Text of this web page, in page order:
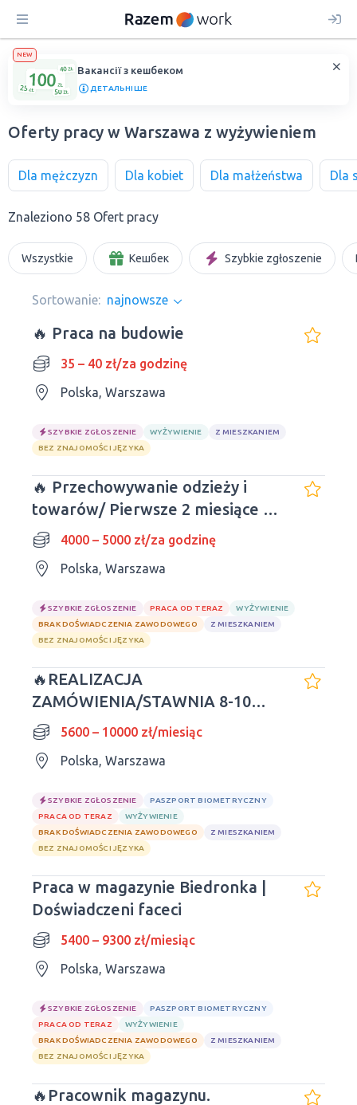
NEW
Вакансії з кешбеком
ДЕТАЛЬНІШЕ
Oferty pracy w Warszawa z wyżywieniem
Dla mężczyzn Dla kobiet Dla małżeństwa Dla
Znaleziono 58 Ofert pracy
Wszystkie Кешбек Szybkie zgłoszenie
Sortowanie: najnowsze
🔥 Praca na budowie
35 – 40 zł/za godzinę
Polska, Warszawa
SZYBKIE ZGŁOSZENIE WYŻYWIENIE
Z MIESZKANIEM
BEZ ZNAJOMOŚCI JĘZYKA
🔥 Przechowywanie odzieży i
towarów/ Pierwsze 2 miesiące w
hostelu - BEZPŁATNIE
4000 – 5000 zł/za godzinę
Polska, Warszawa
SZYBKIE ZGŁOSZENIE PRACA OD TERAZ
WYŻYWIENIE
BRAK DOŚWIADCZENIA ZAWODOWEGO
Z MIESZKANIEM
BEZ ZNAJOMOŚCI JĘZYKA
🔥REALIZACJA
ZAMÓWIENIA/STAWNIA 8-10
GODZIN🔥
5600 – 10000 zł/miesiąc
Polska, Warszawa
SZYBKIE ZGŁOSZENIE
PASZPORT BIOMETRYCZNY
PRACA OD TERAZ
WYŻYWIENIE
BRAK DOŚWIADCZENIA ZAWODOWEGO
Z MIESZKANIEM
BEZ ZNAJOMOŚCI JĘZYKA
Praca w magazynie Biedronka |
Doświadczeni faceci
5400 – 9300 zł/miesiąc
Polska, Warszawa
SZYBKIE ZGŁOSZENIE
PASZPORT BIOMETRYCZNY
PRACA OD TERAZ
WYŻYWIENIE
BRAK DOŚWIADCZENIA ZAWODOWEGO
Z MIESZKANIEM
BEZ ZNAJOMOŚCI JĘZYKA
🔥Pracownik magazynu.